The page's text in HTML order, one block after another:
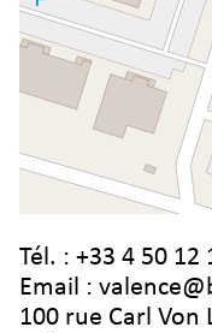
Tél. : +33 4 50 12
Email :
100 rue Carl Von